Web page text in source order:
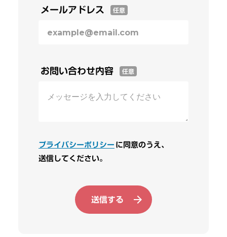
メールアドレス 任意
お問い合わせ内容 任意
プライバシーポリシーに同意のうえ、
送信してください。
送信する arrow_forward